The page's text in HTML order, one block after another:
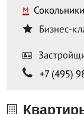
м Сокольники
Бизнес-
+7 (495)